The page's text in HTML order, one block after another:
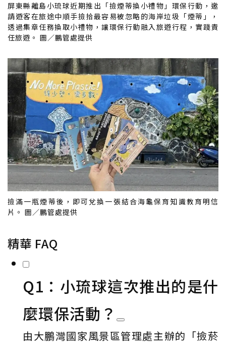
屏東縣離島小琉球近期推出「撿煙蒂換小禮物」環保行動，邀
請遊客在旅途中順手撿拾最容易被忽略的海岸垃圾「煙蒂」，
透過集章任務換取小禮物，讓環保行動融入旅遊行程，實踐責
任旅遊。 圖／鵬管處提供
撿滿一瓶煙蒂後，即可兌換一張結合海龜保育知識教育明信
片。 圖／鵬管處提供
精華 FAQ
Q1：小琉球這次推出的是什
麼環保活動？
由大鵬灣國家風景區管理處主辦的「撿菸